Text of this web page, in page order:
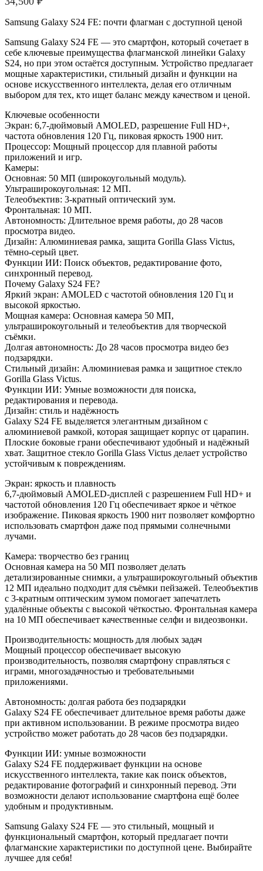
Samsung Galaxy S24 FE: почти флагман с доступной ценой
Samsung Galaxy S24 FE — это смартфон, который сочетает в
себе ключевые преимущества флагманской линейки Galaxy
S24, но при этом остаётся доступным. Устройство предлагает
мощные характеристики, стильный дизайн и функции на
основе искусственного интеллекта, делая его отличным
выбором для тех, кто ищет баланс между качеством и ценой.
Ключевые особенности
Экран: 6,7-дюймовый AMOLED, разрешение Full HD+,
частота обновления 120 Гц, пиковая яркость 1900 нит.
Процессор: Мощный процессор для плавной работы
приложений и игр.
Камеры:
Основная: 50 МП (широкоугольный модуль).
Ультраширокоугольная: 12 МП.
Телеобъектив: 3-кратный оптический зум.
Фронтальная: 10 МП.
Автономность: Длительное время работы, до 28 часов
просмотра видео.
Дизайн: Алюминиевая рамка, защита Gorilla Glass Victus,
тёмно-серый цвет.
Функции ИИ: Поиск объектов, редактирование фото,
синхронный перевод.
Почему Galaxy S24 FE?
Яркий экран: AMOLED с частотой обновления 120 Гц и
высокой яркостью.
Мощная камера: Основная камера 50 МП,
ультраширокоугольный и телеобъектив для творческой
съёмки.
Долгая автономность: До 28 часов просмотра видео без
подзарядки.
Стильный дизайн: Алюминиевая рамка и защитное стекло
Gorilla Glass Victus.
Функции ИИ: Умные возможности для поиска,
редактирования и перевода.
Дизайн: стиль и надёжность
Galaxy S24 FE выделяется элегантным дизайном с
алюминиевой рамкой, которая защищает корпус от царапин.
Плоские боковые грани обеспечивают удобный и надёжный
хват. Защитное стекло Gorilla Glass Victus делает устройство
устойчивым к повреждениям.
Экран: яркость и плавность
6,7-дюймовый AMOLED-дисплей с разрешением Full HD+ и
частотой обновления 120 Гц обеспечивает яркое и чёткое
изображение. Пиковая яркость 1900 нит позволяет комфортно
использовать смартфон даже под прямыми солнечными
лучами.
Камера: творчество без границ
Основная камера на 50 МП позволяет делать
детализированные снимки, а ультраширокоугольный объектив
12 МП идеально подходит для съёмки пейзажей. Телеобъектив
с 3-кратным оптическим зумом помогает запечатлеть
удалённые объекты с высокой чёткостью. Фронтальная камера
на 10 МП обеспечивает качественные селфи и видеозвонки.
Производительность: мощность для любых задач
Мощный процессор обеспечивает высокую
производительность, позволяя смартфону справляться с
играми, многозадачностью и требовательными
приложениями.
Автономность: долгая работа без подзарядки
Galaxy S24 FE обеспечивает длительное время работы даже
при активном использовании. В режиме просмотра видео
устройство может работать до 28 часов без подзарядки.
Функции ИИ: умные возможности
Galaxy S24 FE поддерживает функции на основе
искусственного интеллекта, такие как поиск объектов,
редактирование фотографий и синхронный перевод. Эти
возможности делают использование смартфона ещё более
удобным и продуктивным.
Samsung Galaxy S24 FE — это стильный, мощный и
функциональный смартфон, который предлагает почти
флагманские характеристики по доступной цене. Выбирайте
лучшее для себя!